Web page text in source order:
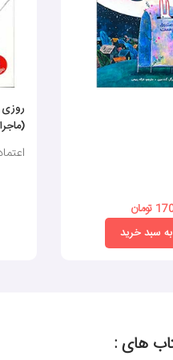
سبد خرید
های :